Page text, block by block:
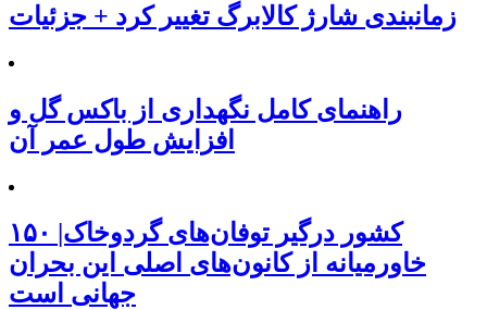
زمانبندی شارژ کالابرگ تغییر کرد + جزئیات
راهنمای کامل نگهداری از باکس گل و
افزایش طول عمر آن
۱۵۰ کشور درگیر توفان‌های گردوخاک|
خاورمیانه از کانون‌های اصلی این بحران
جهانی است